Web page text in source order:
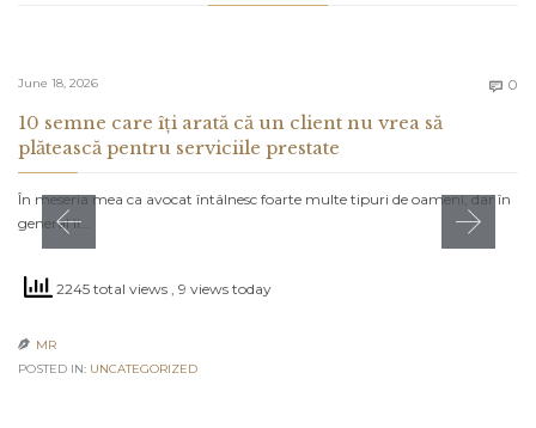
June 18, 2026  0
10 semne care îți arată că un client nu vrea să
plătească pentru serviciile prestate
În meseria mea ca avocat întâlnesc foarte multe tipuri de oameni, dar în
general îi…
2245 total views , 9 views today
 MR
POSTED IN: UNCATEGORIZED